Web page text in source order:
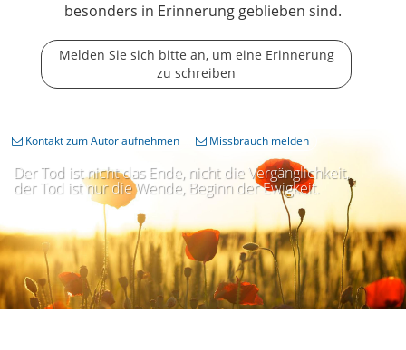
besonders in Erinnerung geblieben sind.
Melden Sie sich bitte an, um eine Erinnerung
zu schreiben
Der Tod ist nicht das Ende, nicht die Vergänglichkeit,
der Tod ist nur die Wende, Beginn der Ewigkeit.
Kontakt zum Autor aufnehmen Missbrauch melden